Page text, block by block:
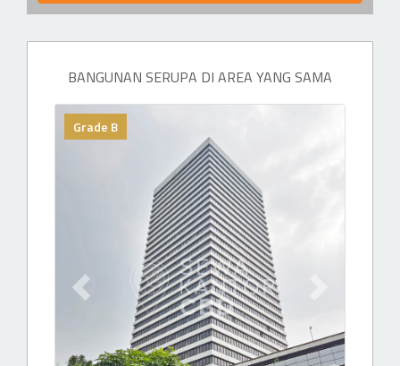
BANGUNAN SERUPA DI AREA YANG SAMA
Grade B
Previous slide